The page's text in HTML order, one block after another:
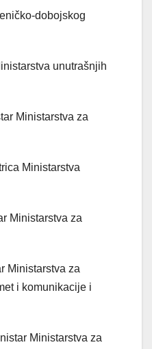
dobojskog
unutrašnjih
Ministarstva za
Ministarstva
Ministarstva za
Ministarstva za
i komunikacije i
Ministarstva za